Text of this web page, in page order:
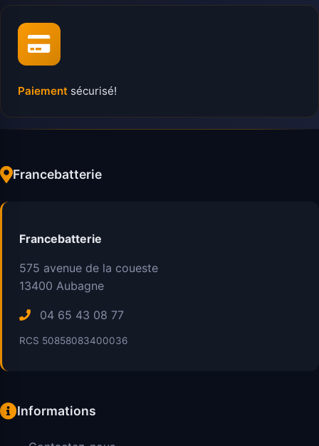
Paiement sécurisé!
Francebatterie
Francebatterie
575 avenue de la coueste
13400 Aubagne
04 65 43 08 77
RCS 50858083400036
Informations